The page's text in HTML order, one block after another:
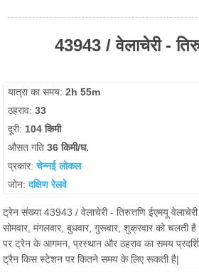
43943 / वेलाचेरी -
यात्रा का समय:2h 55m
ठहराव:33
दूरी: 104 किमी
औसत गति36 किमी/घ.
प्रकार:चेन्नई लोकल
जोन:दक्षिण रेलवे
ट्रेन संख्या 43943 / वेलाचेरी - तिरुत्तणि ईएमयू वेलाचेरी
सोमवार, मंगलवार, बुधवार, गुरूवार, शुक्रवार को चलती
पर ट्रेन के आगमन, प्रस्थान और ठहराव का समय
ट्रैन किस स्टेशन पर कितने समय के लिए रूकती है|